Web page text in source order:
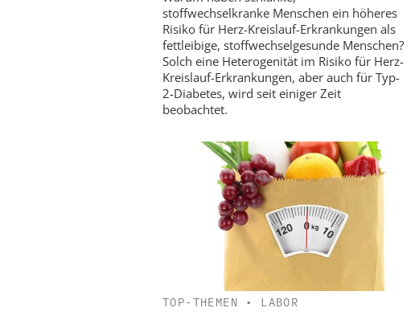
stoffwechselkranke Menschen ein höheres
Risiko für Herz-Kreislauf-Erkrankungen als
fettleibige, stoffwechselgesunde Menschen?
Solch eine Heterogenität im Risiko für Herz-
Kreislauf-Erkrankungen, aber auch für Typ-
2-Diabetes, wird seit einiger Zeit
beobachtet.
TOP-THEMEN • LABOR